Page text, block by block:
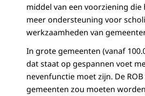
middel van een voorziening
meer ondersteuning voor
werkzaamheden van
In grote gemeenten (vanaf
dat staat op gespannen voet
nevenfunctie moet zijn. De
gemeenten zou moeten